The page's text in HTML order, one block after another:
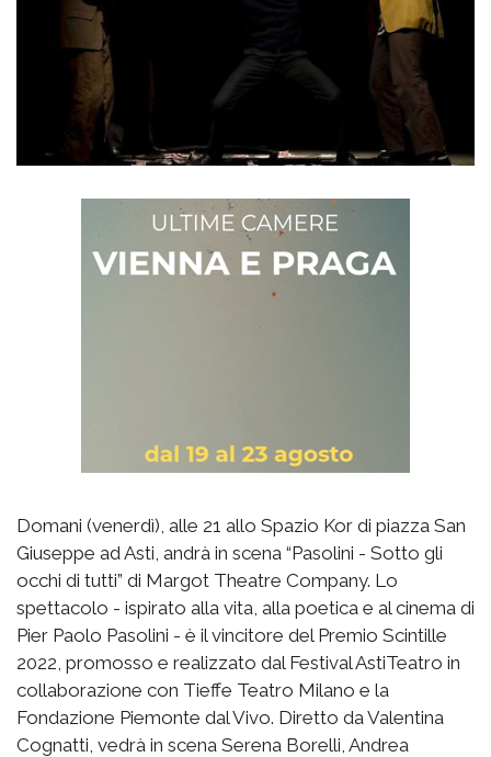
Domani (venerdì), alle 21 allo Spazio Kor di piazza San
Giuseppe ad Asti, andrà in scena “Pasolini - Sotto gli
occhi di tutti” di Margot Theatre Company. Lo
spettacolo - ispirato alla vita, alla poetica e al cinema di
Pier Paolo Pasolini - è il vincitore del Premio Scintille
2022, promosso e realizzato dal Festival AstiTeatro in
collaborazione con Tieffe Teatro Milano e la
Fondazione Piemonte dal Vivo. Diretto da Valentina
Cognatti, vedrà in scena Serena Borelli, Andrea